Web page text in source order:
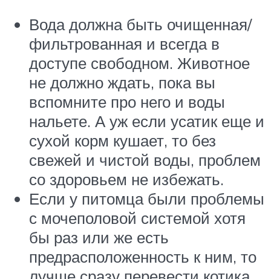
Вода должна быть очищенная/
фильтрованная и всегда в
доступе свободном. Животное
не должно ждать, пока вы
вспомните про него и воды
нальете. А уж если усатик еще и
сухой корм кушает, то без
свежей и чистой воды, проблем
со здоровьем не избежать.
Если у питомца были проблемы
с мочеполовой системой хотя
бы раз или же есть
предрасположенность к ним, то